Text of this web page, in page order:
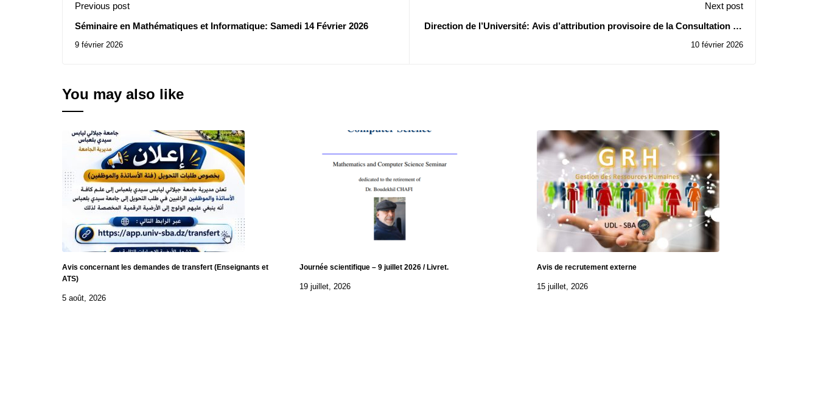
Previous post
Séminaire en Mathématiques et Informatique: Samedi 14 Février 2026
9 février 2026
Next post
Direction de l’Université: Avis d’attribution provisoire de la Consultation N°
10 février 2026
You may also like
Avis concernant les demandes de transfert (Enseignants et
ATS)
5 août, 2026
Journée scientifique – 9 juillet 2026 / Livret.
19 juillet, 2026
Avis de recrutement externe
15 juillet, 2026